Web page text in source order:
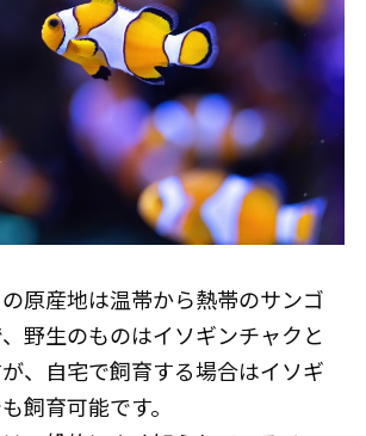
原産地は温帯から熱帯のサンゴ
野生のものはイソギンチャクと
、自宅で飼育する場合はイソギ
飼育可能です。